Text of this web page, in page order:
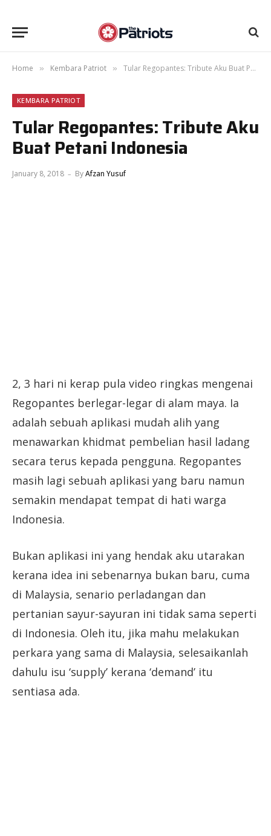
Home » Kembara Patriot » Tular Regopantes: Tribute Aku Buat Petani Indonesia
KEMBARA PATRIOT
Tular Regopantes: Tribute Aku
Buat Petani Indonesia
January 8, 2018 ByAfzan Yusuf
2, 3 hari ni kerap pula video ringkas mengenai
Regopantes berlegar-legar di alam maya. Ia
adalah sebuah aplikasi mudah alih yang
menawarkan khidmat pembelian hasil ladang
secara terus kepada pengguna. Regopantes
masih lagi sebuah aplikasi yang baru namun
semakin mendapat tempat di hati warga
Indonesia.
Bukan aplikasi ini yang hendak aku utarakan
kerana idea ini sebenarnya bukan baru, cuma
di Malaysia, senario perladangan dan
pertanian sayur-sayuran ini tidak sama seperti
di Indonesia. Oleh itu, jika mahu melakukan
perkara yang sama di Malaysia, selesaikanlah
dahulu isu ‘supply’ kerana ‘demand’ itu
sentiasa ada.